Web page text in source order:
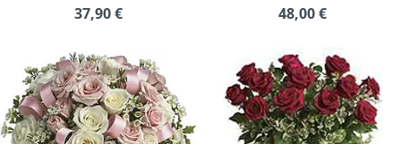
37,90€
48,00€